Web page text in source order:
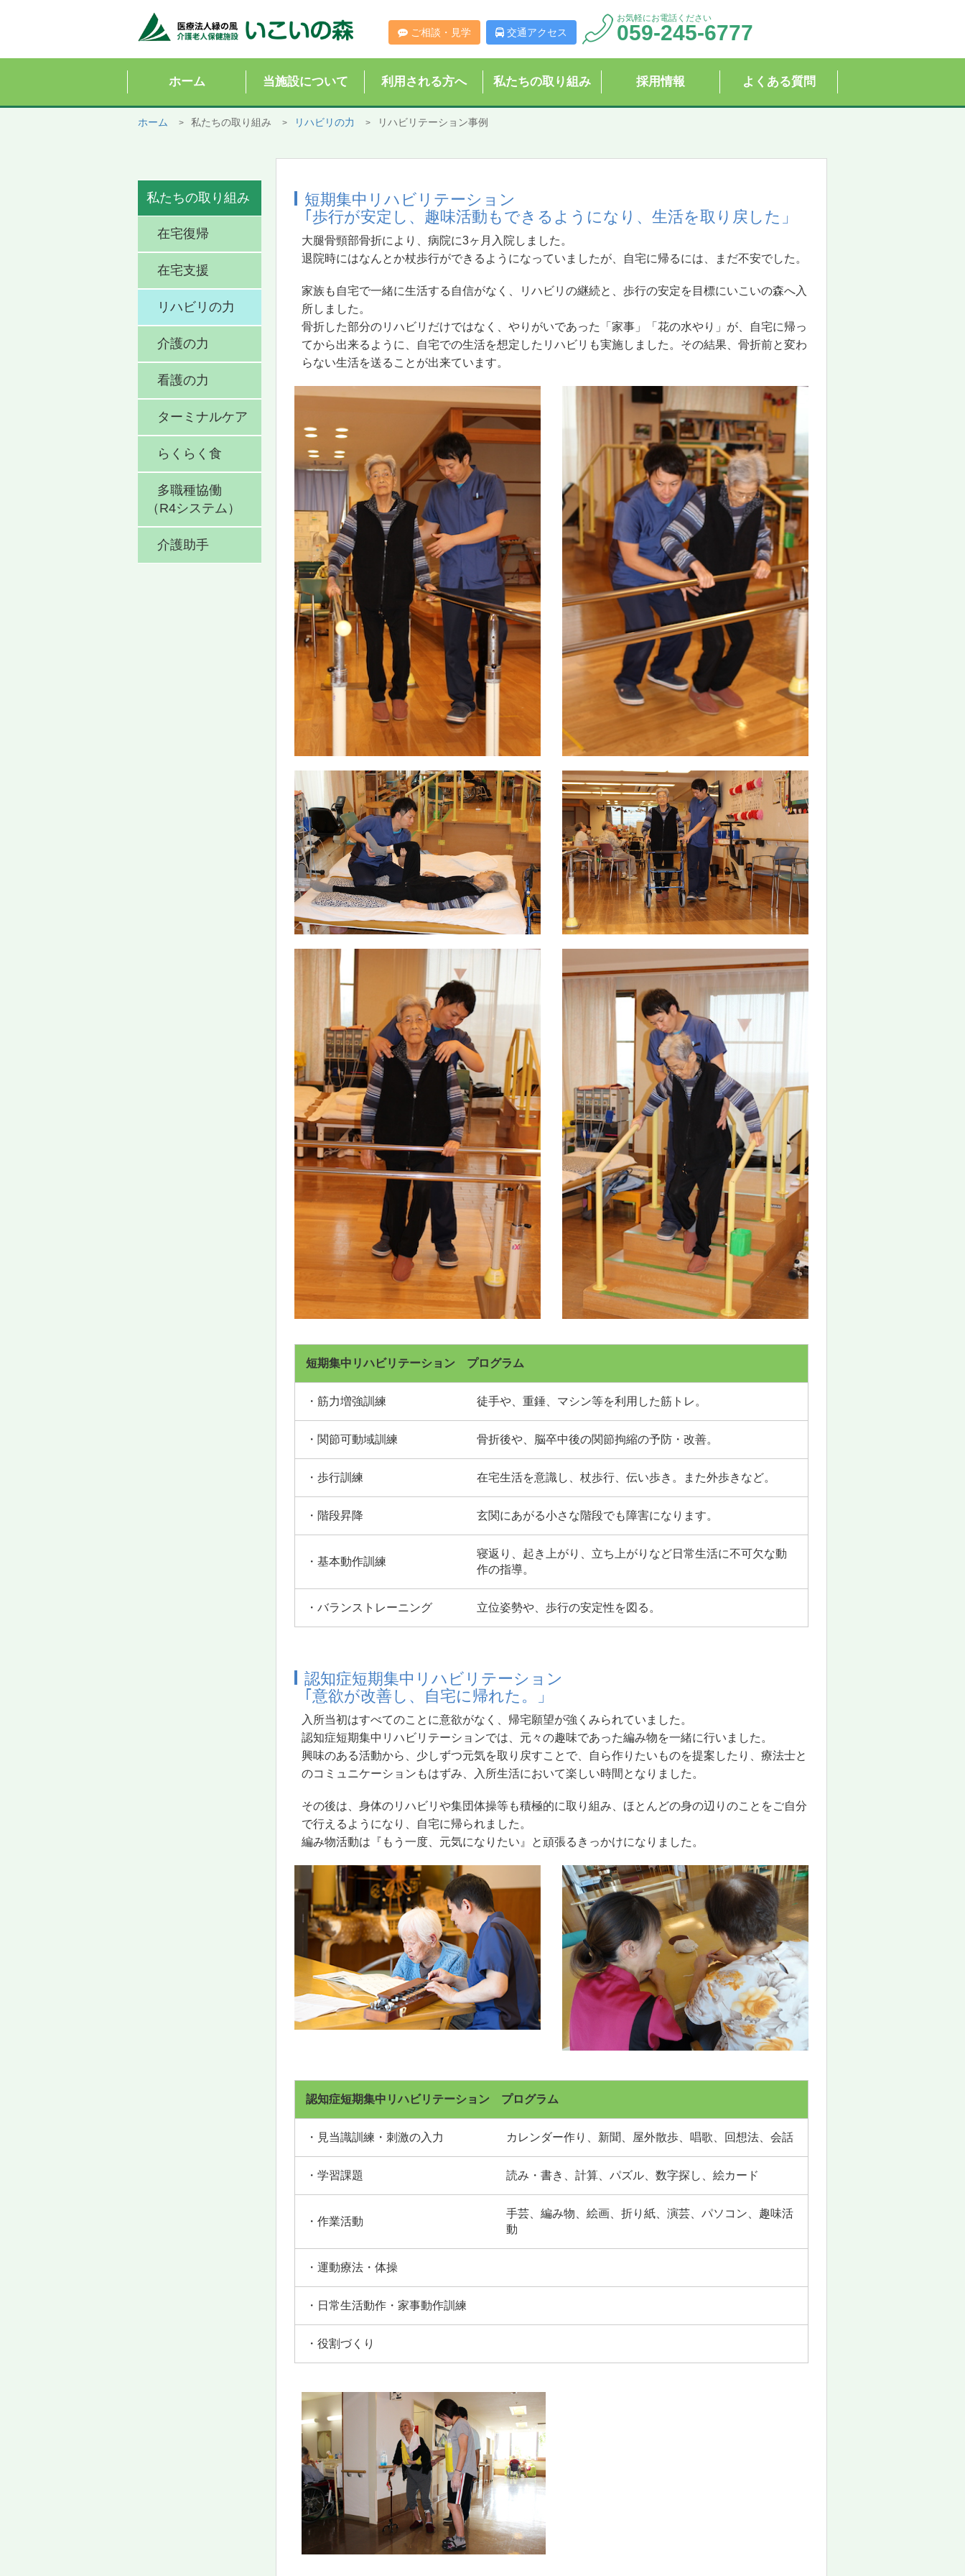
ご相談・見学 交通アクセス
お気軽にお電話ください
059-245-6777
ホーム 当施設について 利用される方へ 私たちの取り組み 採用情報 よくある質問
ホーム 私たちの取り組み リハビリの力 リハビリテーション事例
私たちの取り組み
在宅復帰
在宅支援
リハビリの力
介護の力
看護の力
ターミナルケア
らくらく食
多職種協働
（R4システム）
介護助手
短期集中リハビリテーション
｢歩行が安定し、趣味活動もできるようになり、生活を取り戻した」
大腿骨頸部骨折により、病院に3ヶ月入院しました。
退院時にはなんとか杖歩行ができるようになっていましたが、自宅に帰るには、まだ不安でした。
家族も自宅で一緒に生活する自信がなく、リハビリの継続と、歩行の安定を目標にいこいの森へ入
所しました。
骨折した部分のリハビリだけではなく、やりがいであった「家事」「花の水やり」が、自宅に帰っ
てから出来るように、自宅での生活を想定したリハビリも実施しました。その結果、骨折前と変わ
らない生活を送ることが出来ています。
短期集中リハビリテーション プログラム
・筋力増強訓練 徒手や、重錘、マシン等を利用した筋トレ。
・関節可動域訓練 骨折後や、脳卒中後の関節拘縮の予防・改善。
・歩行訓練 在宅生活を意識し、杖歩行、伝い歩き。また外歩きなど。
・階段昇降 玄関にあがる小さな階段でも障害になります。
・基本動作訓練
寝返り、起き上がり、立ち上がりなど日常生活に不可欠な動
作の指導。
・バランストレーニング 立位姿勢や、歩行の安定性を図る。
認知症短期集中リハビリテーション
｢意欲が改善し、自宅に帰れた。」
入所当初はすべてのことに意欲がなく、帰宅願望が強くみられていました。
認知症短期集中リハビリテーションでは、元々の趣味であった編み物を一緒に行いました。
興味のある活動から、少しずつ元気を取り戻すことで、自ら作りたいものを提案したり、療法士と
のコミュニケーションもはずみ、入所生活において楽しい時間となりました。
その後は、身体のリハビリや集団体操等も積極的に取り組み、ほとんどの身の辺りのことをご自分
で行えるようになり、自宅に帰られました。
編み物活動は『もう一度、元気になりたい』と頑張るきっかけになりました。
認知症短期集中リハビリテーション プログラム
・見当識訓練・刺激の入力 カレンダー作り、新聞、屋外散歩、唱歌、回想法、会話
・学習課題 読み・書き、計算、パズル、数字探し、絵カード
・作業活動
手芸、編み物、絵画、折り紙、演芸、パソコン、趣味活
動
・運動療法・体操
・日常生活動作・家事動作訓練
・役割づくり